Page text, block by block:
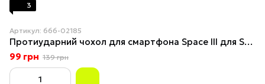
3
Артикул: 666-02185
Протиударний чохол для смартфона Space III для Samsung Galaxy S24 Ultra Peak Blue
99 грн 139 грн